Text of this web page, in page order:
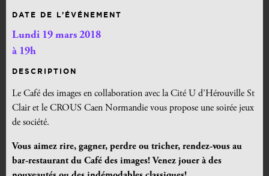
DATE DE L’ÉVÉNEMENT
Lundi 19 mars 2018
à 19h
DESCRIPTION
Le Café des images en collaboration avec la Cité U d’Hérouville St
Clair et le CROUS Caen Normandie vous propose une soirée jeux
de société.
Vous aimez rire, gagner, perdre ou tricher, rendez-vous au
bar-restaurant du Café des images! Venez jouer à des